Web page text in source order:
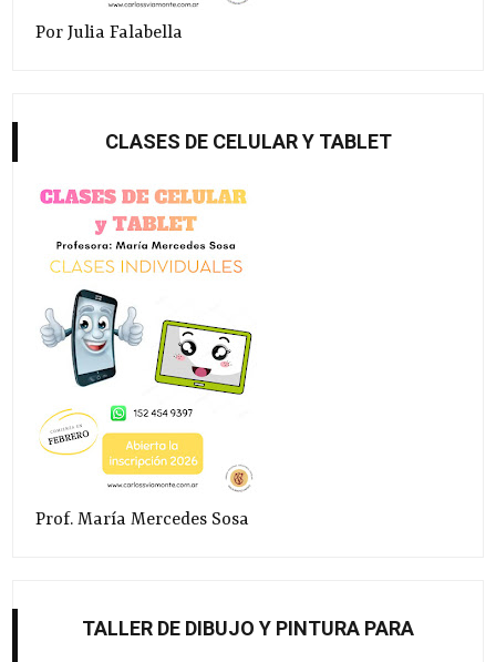
Por Julia Falabella
CLASES DE CELULAR Y TABLET
Prof. María Mercedes Sosa
TALLER DE DIBUJO Y PINTURA PARA